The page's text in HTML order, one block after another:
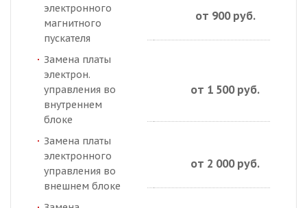
электронного
магнитного
пускателя
от 900 руб.
Замена платы
электрон.
управления во
внутреннем
блоке
от 1 500 руб.
Замена платы
электронного
управления во
внешнем блоке
от 2 000 руб.